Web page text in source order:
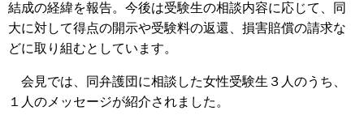
結成の経緯を報告。今後は受験生の相談内容に応じて、同
大に対して得点の開示や受験料の返還、損害賠償の請求な
どに取り組むとしています。
会見では、同弁護団に相談した女性受験生３人のうち、
１人のメッセージが紹介されました。